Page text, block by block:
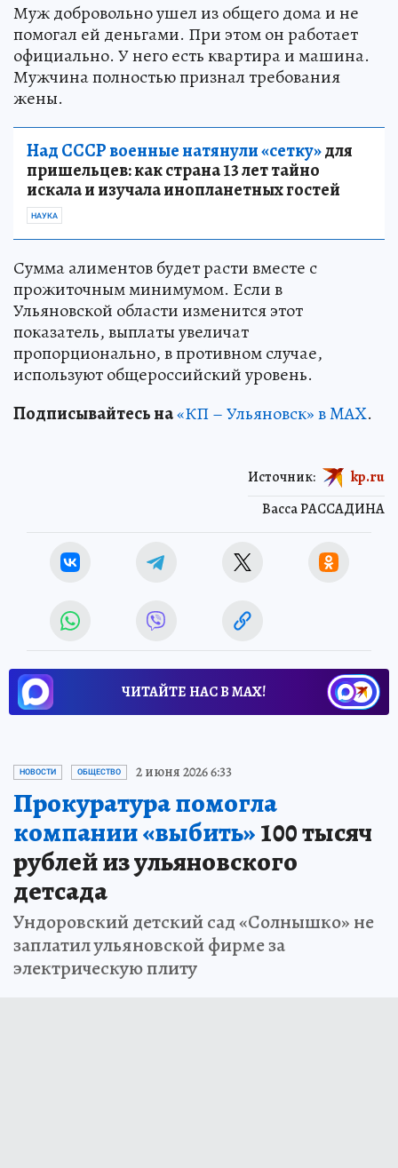
Муж добровольно ушел из общего дома и не
помогал ей деньгами. При этом он работает
официально. У него есть квартира и машина.
Мужчина полностью признал требования
жены.
Над СССР военные натянули «сетку»для
пришельцев: как страна 13 лет тайно
искала и изучала инопланетных гостей
НАУКА
Сумма алиментов будет расти вместе с
прожиточным минимумом. Если в
Ульяновской области изменится этот
показатель, выплаты увеличат
пропорционально, в противном случае,
используют общероссийский уровень.
Подписывайтесь на«КП – Ульяновск» в MAX.
Васса РАССАДИНА
Источник: kp.ru
ЧИТАЙТЕ НАС В МАХ!
НОВОСТИ ОБЩЕСТВО 2 июня 2026 6:33
Прокуратура помогла
компании «выбить»100 тысяч
рублей из ульяновского
детсада
Ундоровский детский сад «Солнышко» не
заплатил ульяновской фирме за
электрическую плиту